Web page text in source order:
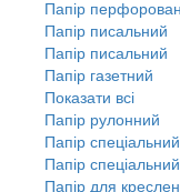
Папір
Папір писальний
Папір писальний
Папір газетний
Показати всі
Папір рулонний
Папір спеціальний
Папір спеціальний
Папір для